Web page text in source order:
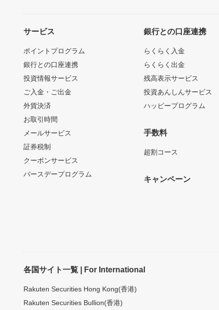
サービス
ポイントプログラム
銀行との口座連携
投資情報サービス
ご入金・ご出金
外貨決済
お取引時間
メールサービス
証券税制
クーポンサービス
バースデープログラム
銀行との口座連携
らくらく入金
らくらく出金
残高表示サービス
投資あんしんサービス
ハッピープログラム
手数料
超割コース
キャンペーン
各国サイト一覧 | For International
Rakuten Securities Hong Kong(香港)
Rakuten Securities Bullion(香港)